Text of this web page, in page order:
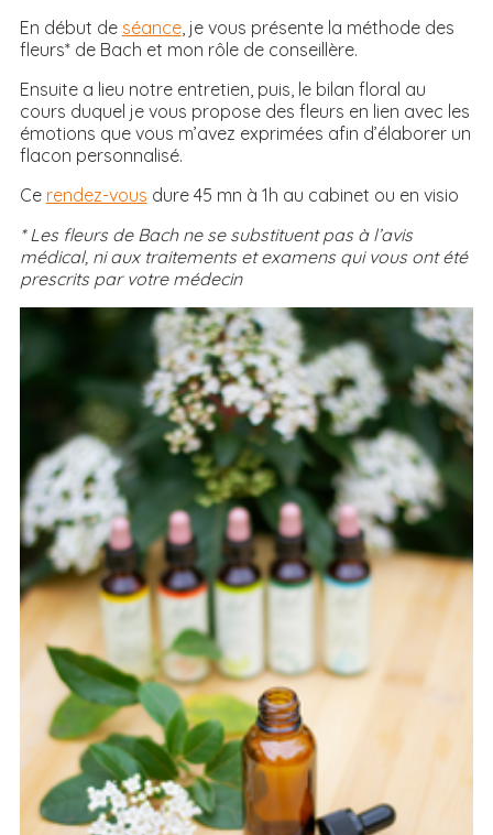
En début de séance, je vous présente la méthode des
fleurs* de Bach et mon rôle de conseillère.
Ensuite a lieu notre entretien, puis, le bilan floral au
cours duquel je vous propose des fleurs en lien avec les
émotions que vous m’avez exprimées afin d’élaborer un
flacon personnalisé.
Ce rendez-vous dure 45 mn à 1h au cabinet ou en visio
* Les fleurs de Bach ne se substituent pas à l’avis
médical, ni aux traitements et examens qui vous ont été
prescrits par votre médecin